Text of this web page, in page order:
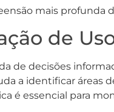
mais profunda
de
de decisões
a identificar áreas
é essencial para